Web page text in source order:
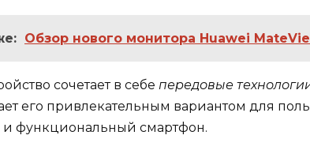
Обзор нового монитора Huawei
сочетает в себе передовые
его привлекательным вариантом для
функциональный смартфон.